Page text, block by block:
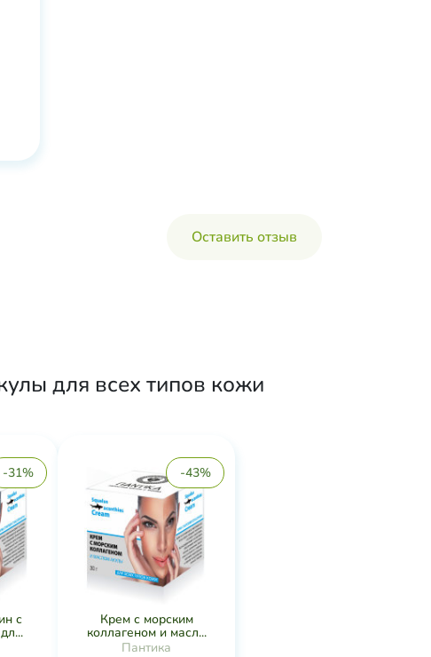
Оставить отзыв
для всех типов кожи
-31%
с
-43%
Крем с морским
коллагеном и масл...
Пантика